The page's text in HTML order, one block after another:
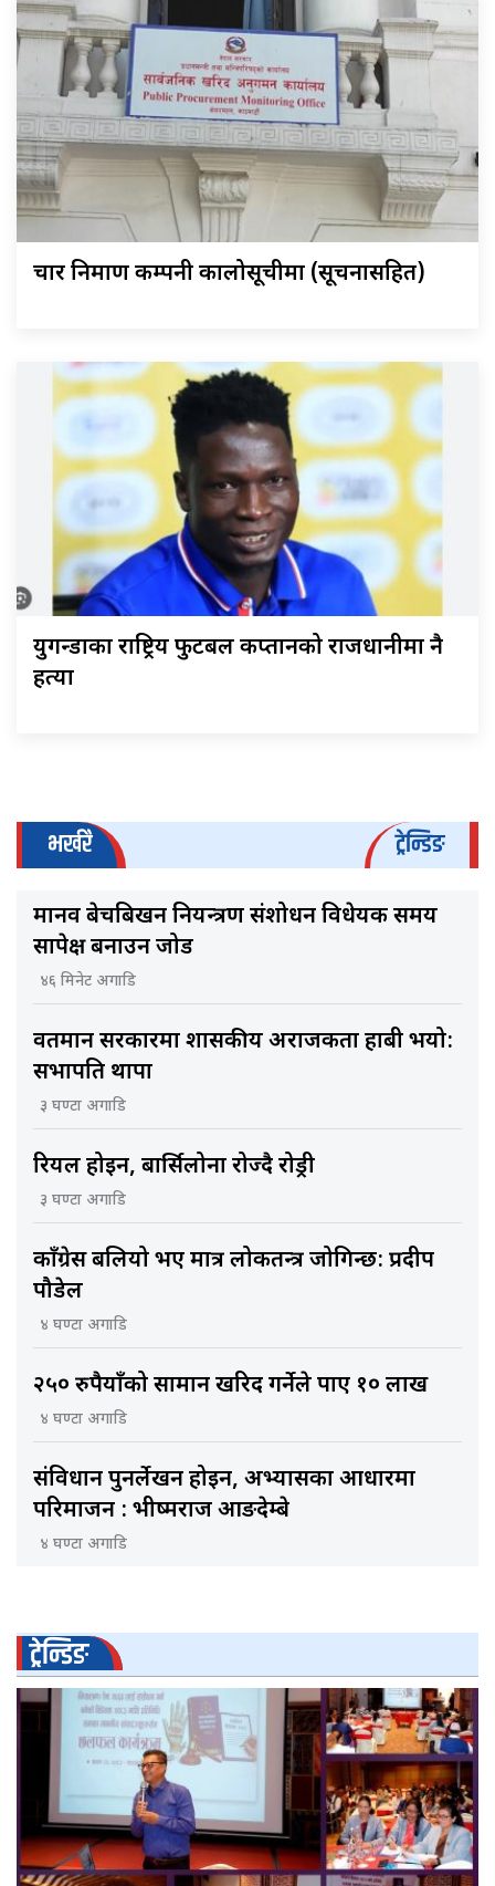
चार निर्माण कम्पनी कालोसूचीमा (सूचनासहित)
युगन्डाका राष्ट्रिय फुटबल कप्तानको राजधानीमा नै
हत्या
भर्खरै ट्रेन्डिङ
मानव बेचबिखन नियन्त्रण संशोधन विधेयक समय
सापेक्ष बनाउन जोड
४६ मिनेट अगाडि
वर्तमान सरकारमा शासकीय अराजकता हाबी भयो:
सभापति थापा
३ घण्टा अगाडि
रियल होइन, बार्सिलोना रोज्दै रोड्री
३ घण्टा अगाडि
काँग्रेस बलियो भए मात्र लोकतन्त्र जोगिन्छ: प्रदीप
पौडेल
४ घण्टा अगाडि
२५० रुपैयाँको सामान खरिद गर्नेले पाए १० लाख
४ घण्टा अगाडि
संविधान पुनर्लेखन होइन, अभ्यासका आधारमा
परिमार्जन : भीष्मराज आङदेम्बे
४ घण्टा अगाडि
ट्रेन्डिङ